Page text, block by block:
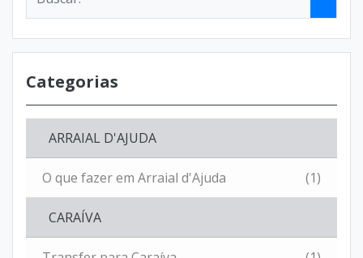
Categorias
ARRAIAL D'AJUDA
O que fazer em Arraial d'Ajuda (1)
CARAÍVA